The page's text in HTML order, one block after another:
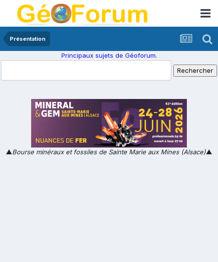
Présentation
Principaux sujets de Géoforum.
▲Bourse minéraux et fossiles de Sainte Marie aux Mines (Alsace)▲